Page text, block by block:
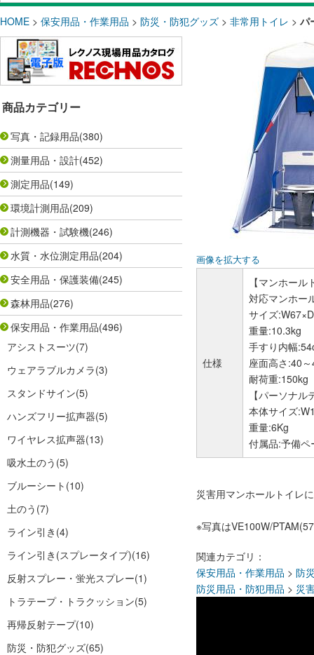
HOME > 保安用品・作業用品 > 防災・防犯グッズ > 非常用トイレ > パ
商品カテゴリー
写真・記録用品(380)
測量用品・設計(452)
測定用品(149)
環境計測用品(209)
計測機器・試験機(246)
水質・水位測定用品(204)
安全用品・保護装備(245)
森林用品(276)
保安用品・作業用品(496)
アシストスーツ(7)
ウェアラブルカメラ(3)
スタンドサイン(5)
ハンズフリー拡声器(5)
ワイヤレス拡声器(13)
吸水土のう (5)
ブルーシート (10)
土のう (7)
ライン引き (4)
ライン引き(スプレータイプ)(16)
反射スプレー・蛍光スプレー(1)
トラテープ・トラクッション(5)
再帰反射テープ(10)
防災・防犯グッズ(65)
画像を拡大する
仕様
【マンホー
対応マンホー
サイズ
重量:10.3kg
手すり内幅
座面高さ:40
耐荷重:150kg
【パーソナル
本体サイズ
重量:6Kg
付属品:予備
災害用マンホールトイレ
※写真はVE100W/
関連カテゴリ：
保安用品・作業用品 > 防
防災用品・防犯用品 > 災